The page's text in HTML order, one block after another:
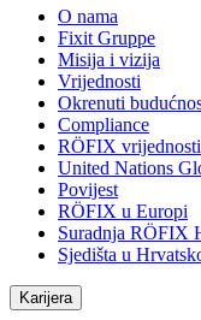
O nama
Fixit Gruppe
Misija i vizija
Vrijednosti
Okrenuti
Compliance
RÖFIX vrijednosti
United Nations
Povijest
RÖFIX u Europi
Suradnja RÖFIX
Sjedišta u
Karijera